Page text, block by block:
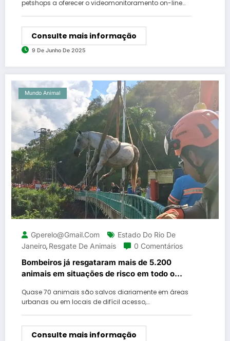
petshops a oferecer o videomonitoramento on-line…
Consulte mais informação
9 De Junho De 2025
Mundo Animal
Gperelo@gmail.com
Estado Do Rio De
Janeiro, Resgate De Animais 0 Comentários
Bombeiros já resgataram mais de 5.200
animais em situações de risco em todo o
Quase 70 animais são salvos diariamente em áreas
urbanas ou em locais de difícil acesso,…
Consulte mais informação